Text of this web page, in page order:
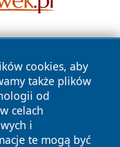
cookies, aby
także plików
od
celach
i
te mogą być
Wszystkie prawa